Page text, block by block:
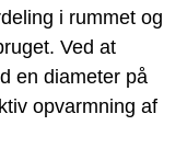
i rummet og
Ved at
en diameter på
opvarmning af